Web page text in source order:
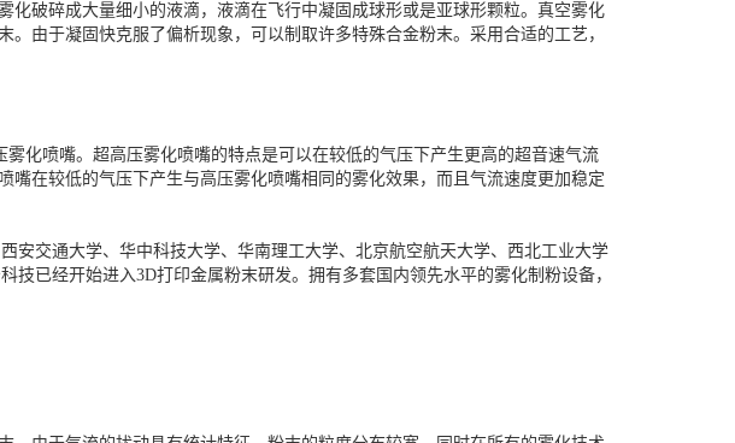
破碎成大量细小的液滴，液滴在飞行中凝固成球形或是亚球形颗粒。真空雾化
由于凝固快克服了偏析现象，可以制取许多特殊合金粉末。采用合适的工艺，
化喷嘴。超高压雾化喷嘴的特点是可以在较低的气压下产生更高的超音速气流
在较低的气压下产生与高压雾化喷嘴相同的雾化效果，而且气流速度更加稳定
安交通大学、华中科技大学、华南理工大学、北京航空航天大学、西北工业大学
已经开始进入3D打印金属粉末研发。拥有多套国内领先水平的雾化制粉设备，